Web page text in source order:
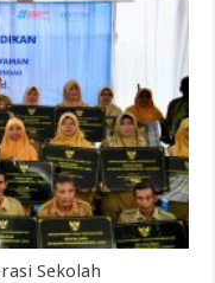
Sekolah